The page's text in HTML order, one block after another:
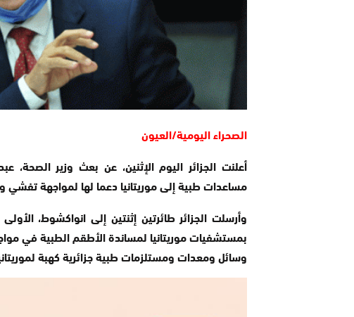
الصحراء اليومية/العيون
أعلنت الجزائر اليوم الإثنين، عن بعث وزير
مساعدات طبية إلى موريتانيا دعما لها لمواجهة تفشي
وسائل ومعدات ومستلزمات طبية جزائرية كهبة